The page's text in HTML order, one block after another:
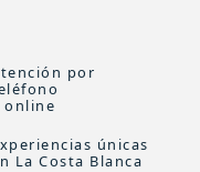
por
online
únicas
La Costa Blanca